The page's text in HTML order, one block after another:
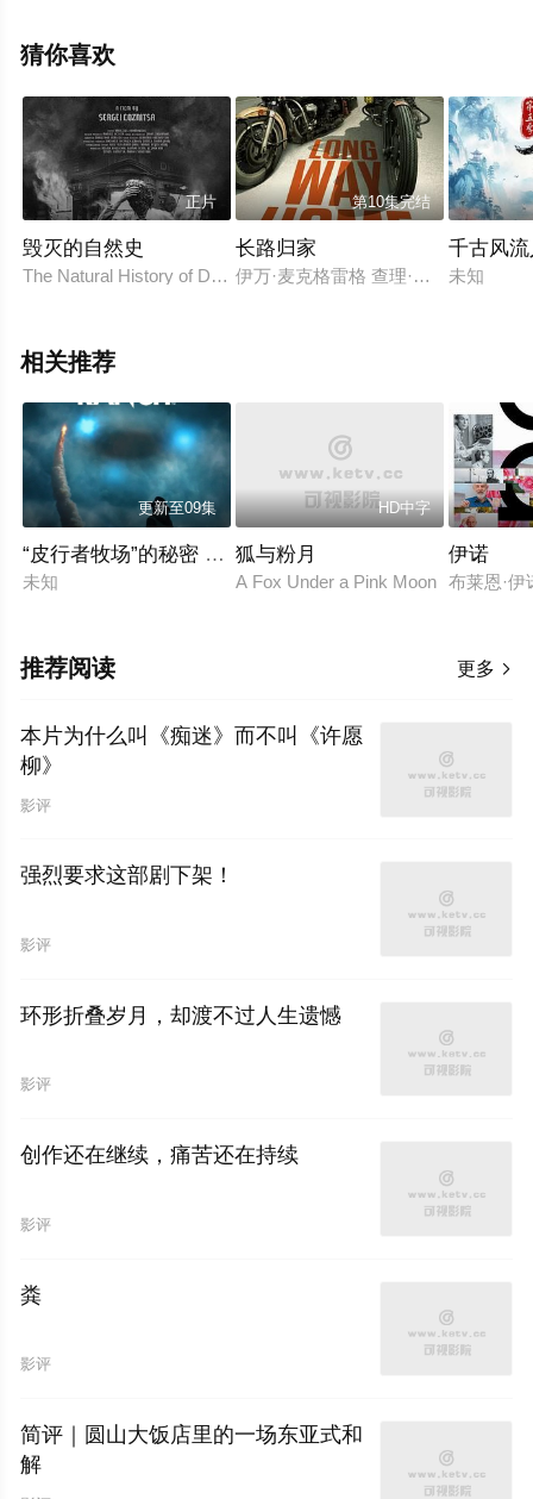
猜你喜欢
正片
毁灭的自然史
The Natural History of Destruction
第10集完结
长路归家
伊万·麦克格雷格 查理·布尔曼
千古风
未知
相关推荐
更新至09集
“皮行者牧场”的秘密 第七季
未知
HD中字
狐与粉月
A Fox Under a Pink Moon
伊诺
布莱恩·
更多 
推荐阅读
本片为什么叫《痴迷》而不叫《许愿
柳》
影评
强烈要求这部剧下架！
影评
环形折叠岁月，却渡不过人生遗憾
影评
创作还在继续，痛苦还在持续
影评
粪
影评
简评｜圆山大饭店里的一场东亚式和
解